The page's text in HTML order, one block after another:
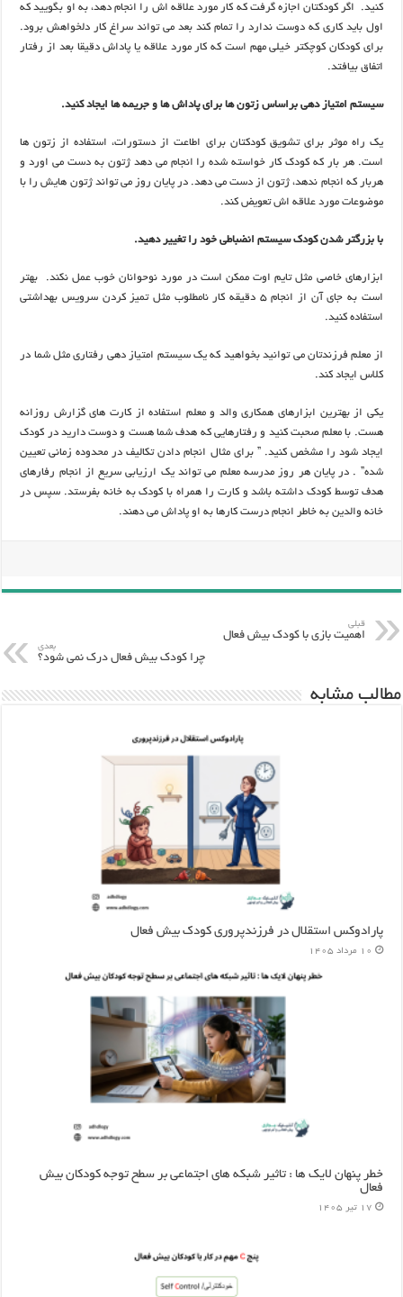
کنید. اگر کودکتان اجازه گرفت که کار مورد علاقه اش را انجام دهد، به او بگویید که
اول باید کاری که دوست ندارد را تمام کند بعد می تواند سراغ کار دلخواهش برود.
برای کودکان کوچکتر خیلی مهم است که کار مورد علاقه یا پاداش دقیقا بعد از رفتار
اتفاق بیافتد.
سیستم امتیاز دهی براساس زتون ها برای پاداش ها و جریمه ها ایجاد کنید.
یک راه موثر برای تشویق کودکتان برای اطاعت از دستورات، استفاده از زتون ها
است. هر بار که کودک کار خواسته شده را انجام می دهد ژتون به دست می اورد و
هربار که انجام ندهد، ژتون از دست می دهد. در پایان روز می تواند ژتون هایش را با
موضوعات مورد علاقه اش تعویض کند.
با بزرگتر شدن کودک سیستم انضباطی خود را تغییر دهید.
ابزارهای خاصی مثل تایم اوت ممکن است در مورد نوحوانان خوب عمل نکند. بهتر
است به جای آن از انجام 5 دقیقه کار نامطلوب مثل تمیز کردن سرویس بهداشتی
استفاده کنید.
از معلم فرزندتان می توانید بخواهید که یک سیستم امتیاز دهی رفتاری مثل شما در
کلاس ایجاد کند.
یکی از بهترین ابزارهای همکاری والد و معلم استفاده از کارت های گزارش روزانه
هست. با معلم صحبت کنید و رفتارهایی که هدف شما هست و دوست دارید در کودک
ایجاد شود را مشخص کنید. ” برای مثال انجام دادن تکالیف در محدوده زمانی تعیین
شده” . در پایان هر روز مدرسه معلم می تواند یک ارزیابی سریع از انجام رفارهای
هدف توسط کودک داشته باشد و کارت را همراه با کودک به خانه بفرستد. سپس در
خانه والدین به خاطر انجام درست کارها به او پاداش می دهند.
قبلی
اهمیت بازی با کودک بیش فعال
بعدی
چرا کودک بیش فعال درک نمی شود؟
مطالب مشابه
پارادوکس استقلال در فرزندپروری کودک بیش فعال
10 مرداد 1405
خطر پنهان لایک ها : تاثیر شبکه های اجتماعی بر سطح توجه کودکان بیش
فعال
17 تیر 1405